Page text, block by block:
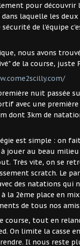
pour découvrir
dans laquelle les
sécurité de l'équipe
nous avons
de la course, juste
nuit passée
avec une
dont 3km de
est simple : on
jouer au beau
Très vite, on se
scratch. Le
des natations qui
la 2ème place en
de tous nos
course, tout en
On limite la casse
Il nous reste